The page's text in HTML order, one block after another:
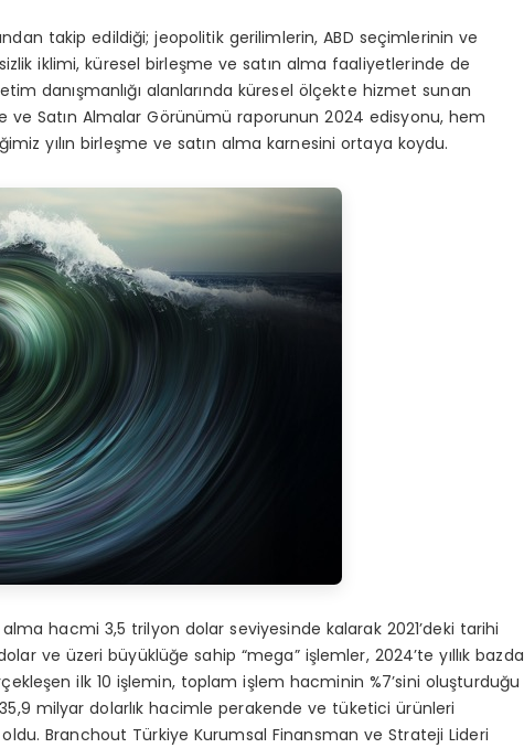
takip edildiği; jeopolitik gerilimlerin, ABD seçimlerinin ve
iklimi, küresel birleşme ve satın alma faaliyetlerinde de
danışmanlığı alanlarında küresel ölçekte hizmet sunan
ve Satın Almalar Görünümü raporunun 2024 edisyonu, hem
yılın birleşme ve satın alma karnesini ortaya koydu.
hacmi 3,5 trilyon dolar seviyesinde kalarak 2021’deki tarihi
ve üzeri büyüklüğe sahip “mega” işlemler, 2024’te yıllık bazda
ilk 10 işlemin, toplam işlem hacminin %7’sini oluşturduğu
milyar dolarlık hacimle perakende ve tüketici ürünleri
oldu. Branchout Türkiye Kurumsal Finansman ve Strateji Lideri